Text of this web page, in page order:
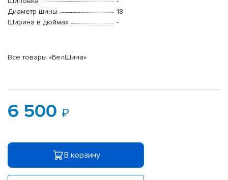
Диаметр шины
18
Ширина в дюймах
-
Все товары «БелШина»
6 500
В корзину